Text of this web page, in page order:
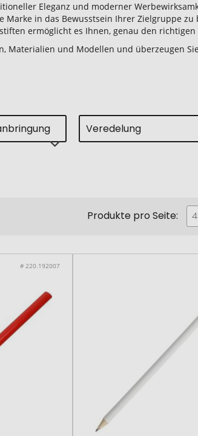
Eleganz und moderner
in das Bewusstsein Ihrer Zielgruppe
ermöglicht es Ihnen, genau den
Materialien und Modellen und überzeugen
Veredelung
Produkte pro Seite:
# 220.192007